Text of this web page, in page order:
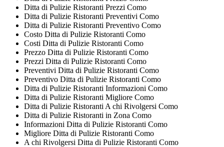
Ditta di Pulizie Ristoranti Prezzi Como
Ditta di Pulizie Ristoranti Preventivi Como
Ditta di Pulizie Ristoranti Preventivo Como
Costo Ditta di Pulizie Ristoranti Como
Costi Ditta di Pulizie Ristoranti Como
Prezzo Ditta di Pulizie Ristoranti Como
Prezzi Ditta di Pulizie Ristoranti Como
Preventivi Ditta di Pulizie Ristoranti Como
Preventivo Ditta di Pulizie Ristoranti Como
Ditta di Pulizie Ristoranti Informazioni Como
Ditta di Pulizie Ristoranti Migliore Como
Ditta di Pulizie Ristoranti A chi Rivolgersi Como
Ditta di Pulizie Ristoranti in Zona Como
Informazioni Ditta di Pulizie Ristoranti Como
Migliore Ditta di Pulizie Ristoranti Como
A chi Rivolgersi Ditta di Pulizie Ristoranti Como